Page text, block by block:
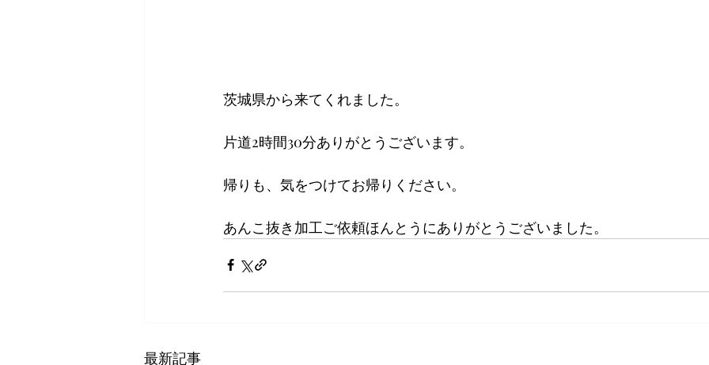
茨城県から来てくれました。
片道2時間30分ありがとうございます。
帰りも、気をつけてお帰りください。
あんこ抜き加工ご依頼ほんとうにありがとうございました。
最新記事